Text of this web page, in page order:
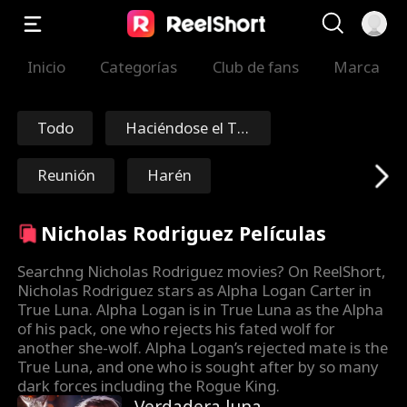
Inicio Categorías Club de fans Marca
Todo
Haciéndose el To
nto
Reunión Harén
Viaje en el tiempo Redención
Inmortal Mariscal/General
Nick Ritacco Mafia
Enemigos hasta
Amantes
Reencarnación
Nicholas Rodriguez Películas
Searchng Nicholas Rodriguez movies? On ReelShort,
Nicholas Rodriguez stars as Alpha Logan Carter in
True Luna. Alpha Logan is in True Luna as the Alpha
of his pack, one who rejects his fated wolf for
another she-wolf. Alpha Logan’s rejected mate is the
True Luna, and one who is sought after by so many
dark forces including the Rogue King.